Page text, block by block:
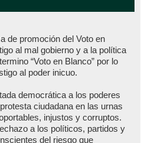
de promoción del Voto en
al mal gobierno y a la política
“Voto en Blanco” por lo
al poder inicuo.
democrática a los poderes
ciudadana en las urnas
injustos y corruptos.
a los políticos, partidos y
del riesgo que